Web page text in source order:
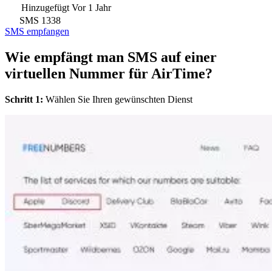
Hinzugefügt Vor 1 Jahr
SMS 1338
SMS empfangen
Wie empfängt man SMS auf einer
virtuellen Nummer für AirTime?
Schritt 1: Wählen Sie Ihren gewünschten Dienst